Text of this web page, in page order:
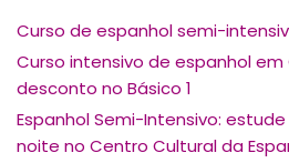
Curso de espanhol semi-
Curso intensivo de espanhol
desconto no Básico 1
Espanhol Semi-Intensivo:
noite no Centro Cultural da